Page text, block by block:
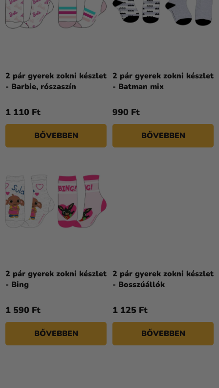
R
E
Z
É
E
T
Á
2 pár gyerek zokni készlet
- Barbie, rószaszín
1 110 Ft
BŐVEBBEN
2 pár gyerek zokni készlet
- Batman mix
990 Ft
BŐVEBBEN
2 pár gyerek zokni készlet
- Bing
1 590 Ft
BŐVEBBEN
2 pár gyerek zokni készlet
- Bosszúállók
1 125 Ft
BŐVEBBEN